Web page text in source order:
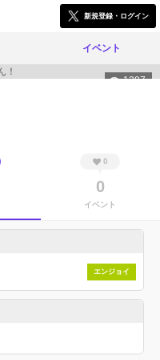
新規登録・ログイン
イベント
1297
0
0
イベント
エンジョイ